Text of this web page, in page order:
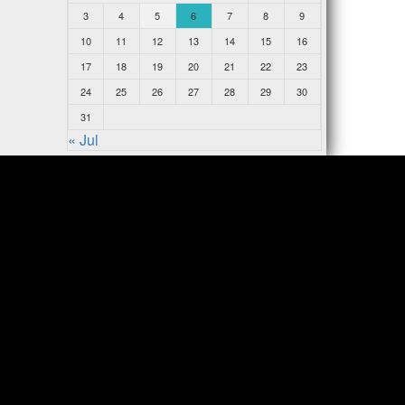
3
4 5 6 7 8
9
10
11 12 13 14 15
16
17
18 19 20 21 22
23
24
25 26 27 28 29
30
31
« Jul